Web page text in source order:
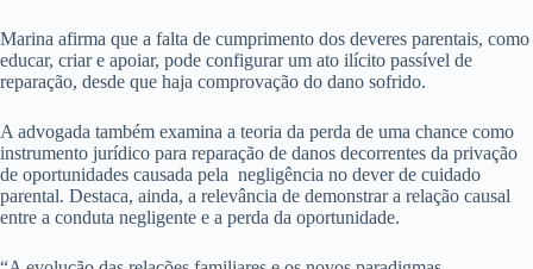
Marina afirma que a falta de cumprimento dos deveres parentais, como
educar, criar e apoiar, pode configurar um ato ilícito passível de
reparação, desde que haja comprovação do dano sofrido.
A advogada também examina a teoria da perda de uma chance como
instrumento jurídico para reparação de danos decorrentes da privação
de oportunidades causada pela negligência no dever de cuidado
parental. Destaca, ainda, a relevância de demonstrar a relação causal
entre a conduta negligente e a perda da oportunidade.